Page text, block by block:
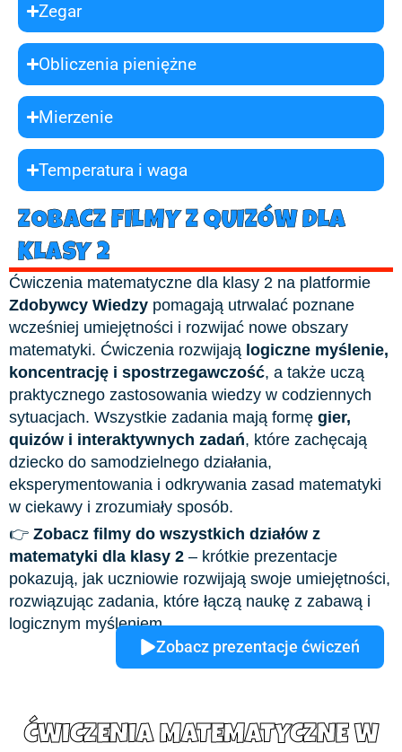
Zegar
Obliczenia pieniężne
Mierzenie
Temperatura i waga
ZOBACZ FILMY Z QUIZÓW DLA
KLASY 2
Ćwiczenia matematyczne dla klasy 2 na platformie
Zdobywcy Wiedzy pomagają utrwalać poznane
wcześniej umiejętności i rozwijać nowe obszary
matematyki. Ćwiczenia rozwijają logiczne myślenie,
koncentrację i spostrzegawczość, a także uczą
praktycznego zastosowania wiedzy w codziennych
sytuacjach. Wszystkie zadania mają formę gier,
quizów i interaktywnych zadań, które zachęcają
dziecko do samodzielnego działania,
eksperymentowania i odkrywania zasad matematyki
w ciekawy i zrozumiały sposób.
👉 Zobacz filmy do wszystkich działów z
matematyki dla klasy 2 – krótkie prezentacje
pokazują, jak uczniowie rozwijają swoje umiejętności,
rozwiązując zadania, które łączą naukę z zabawą i
logicznym myśleniem.
Zobacz prezentacje ćwiczeń
ĆWICZENIA MATEMATYCZNE W